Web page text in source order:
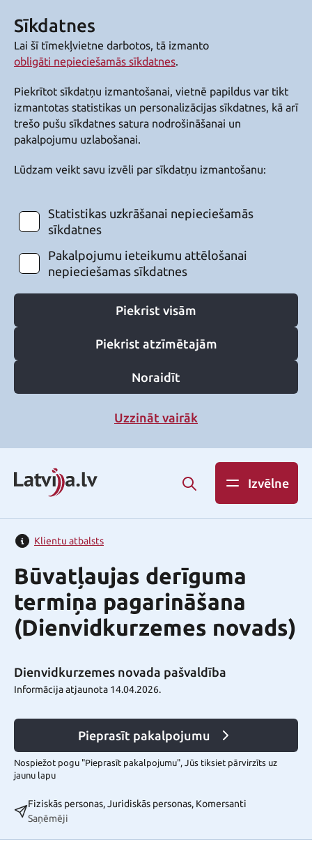
Sīkdatnes
Lai šī tīmekļvietne darbotos, tā izmanto
obligāti nepieciešamās sīkdatnes.
Piekrītot sīkdatņu izmantošanai, vietnē papildus var tikt
izmantotas statistikas un personalizācijas sīkdatnes, kā arī
trešo pušu sīkdatnes satura nodrošināšanai un
pakalpojumu uzlabošanai.
Lūdzam veikt savu izvēli par sīkdatņu izmantošanu:
Statistikas uzkrāšanai nepieciešamās
sīkdatnes
Pakalpojumu ieteikumu attēlošanai
nepieciešamas sīkdatnes
Piekrist visām
Piekrist atzīmētajām
Noraidīt
Uzzināt vairāk
Izvēlne
Klientu atbalsts
Būvatļaujas derīguma
termiņa pagarināšana
(Dienvidkurzemes novads)
Dienvidkurzemes novada pašvaldība
Informācija atjaunota 14.04.2026.
Pieprasīt pakalpojumu
Nospiežot pogu "Pieprasīt pakalpojumu", Jūs tiksiet pārvirzīts uz
jaunu lapu
Fiziskās personas, Juridiskās personas, Komersanti
Saņēmēji